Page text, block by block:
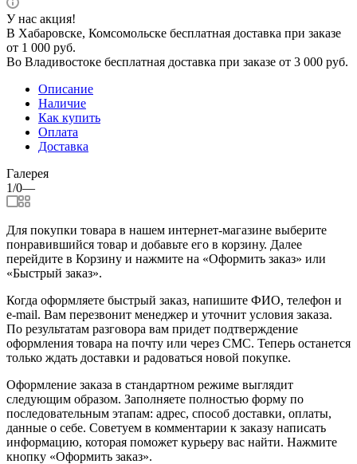
У нас акция!
В Хабаровске, Комсомольске бесплатная доставка при заказе
от 1 000 руб.
Во Владивостоке бесплатная доставка при заказе от 3 000 руб.
Описание
Наличие
Как купить
Оплата
Доставка
Галерея
1/0—
Для покупки товара в нашем интернет-магазине выберите
понравившийся товар и добавьте его в корзину. Далее
перейдите в Корзину и нажмите на «Оформить заказ» или
«Быстрый заказ».
Когда оформляете быстрый заказ, напишите ФИО, телефон и
e-mail. Вам перезвонит менеджер и уточнит условия заказа.
По результатам разговора вам придет подтверждение
оформления товара на почту или через СМС. Теперь останется
только ждать доставки и радоваться новой покупке.
Оформление заказа в стандартном режиме выглядит
следующим образом. Заполняете полностью форму по
последовательным этапам: адрес, способ доставки, оплаты,
данные о себе. Советуем в комментарии к заказу написать
информацию, которая поможет курьеру вас найти. Нажмите
кнопку «Оформить заказ».